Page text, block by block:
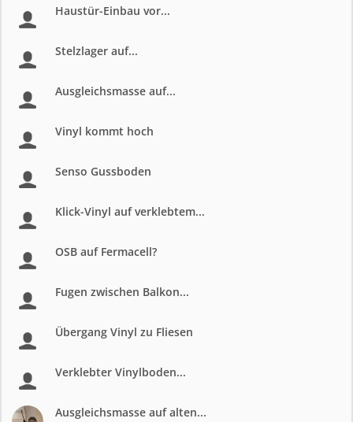
Haustür-Einbau vor...
Stelzlager auf...
Ausgleichsmasse auf...
Vinyl kommt hoch
Senso Gussboden
Klick-Vinyl auf verklebtem...
OSB auf Fermacell?
Fugen zwischen Balkon...
Übergang Vinyl zu Fliesen
Verklebter Vinylboden...
Ausgleichsmasse auf alten...